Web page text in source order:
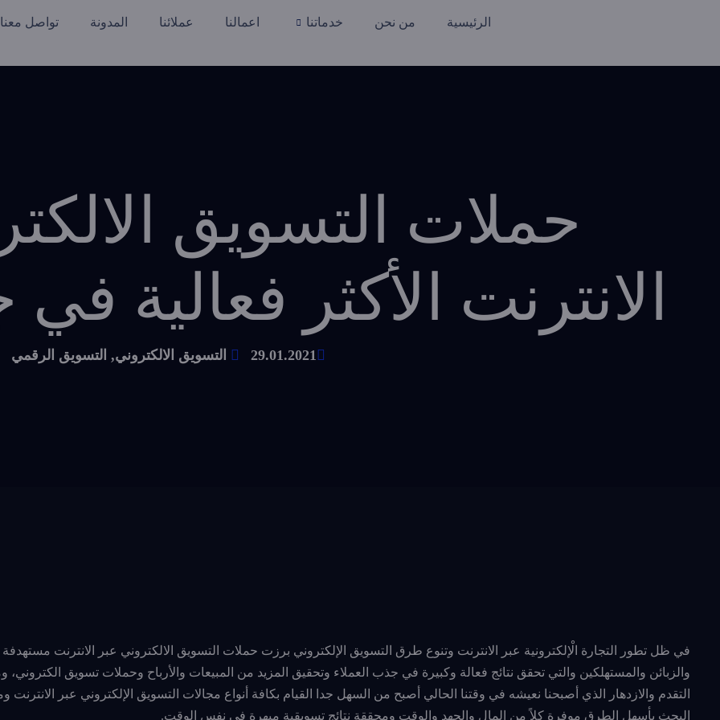
الرئيسية من نحن خدماتنا اعمالنا عملائنا المدونة تواصل معنا
حملات التسويق
الانترنت الأكثر فعالية
29.01.2021 التسويق الالكتروني, التسويق الرقمي
في ظل تطور التجارة الْإلكترونية عبر الانترنت وتنوع طرق التسويق الإلكتروني برزت حملات التسويق الالكتروني عبر الانترنت مستهدفة
والزبائن والمستهلكين والتي تحقق نتائج فعالة وكبيرة في جذب العملاء وتحقيق المزيد من المبيعات والأرباح وحملات تسويق الكتروني،
التقدم والازدهار الذي أصبحنا نعيشه في وقتنا الحالي أصبح من السهل جدا القيام بكافة أنواع مجالات التسويق الإلكتروني عبر الانترنت
البحث بأسهل الطرق موفرة كلاً من المال والجهد والوقت ومحققة نتائج تسويقية مبهرة في نفس الوقت.